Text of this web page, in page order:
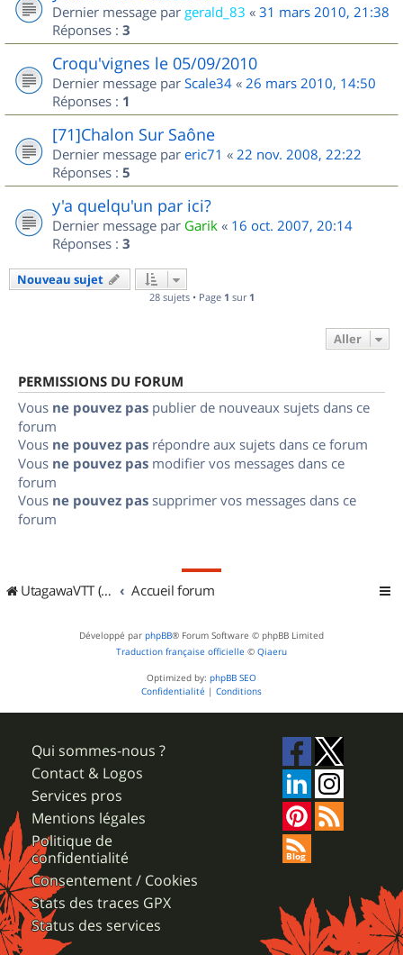
Dernier message par gerald_83 « 31 mars 2010, 21:38
Réponses : 3
Croqu'vignes le 05/09/2010
Dernier message par Scale34 « 26 mars 2010, 14:50
Réponses : 1
[71]Chalon Sur Saône
Dernier message par eric71 « 22 nov. 2008, 22:22
Réponses : 5
y'a quelqu'un par ici?
Dernier message par Garik « 16 oct. 2007, 20:14
Réponses : 3
Nouveau sujet
28 sujets • Page 1 sur 1
Aller
PERMISSIONS DU FORUM
Vous ne pouvez pas publier de nouveaux sujets dans ce
forum
Vous ne pouvez pas répondre aux sujets dans ce forum
Vous ne pouvez pas modifier vos messages dans ce
forum
Vous ne pouvez pas supprimer vos messages dans ce
forum
UtagawaVTT (Randos VTT et VTTAE avec traces GPS) Accueil forum
Développé par phpBB® Forum Software © phpBB Limited
Traduction française officielle © Qiaeru
Optimized by: phpBB SEO
Confidentialité | Conditions
Qui sommes-nous ?
Contact & Logos
Services pros
Mentions légales
Politique de
confidentialité
Consentement / Cookies
Stats des traces GPX
Status des services